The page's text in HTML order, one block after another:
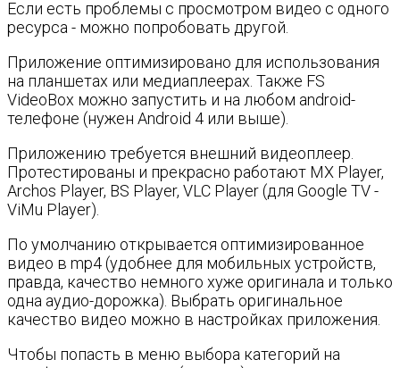
Если есть проблемы с просмотром видео с одного
ресурса - можно попробовать другой.
Приложение оптимизировано для использования
на планшетах или медиаплеерах. Также FS
VideoBox можно запустить и на любом android-
телефоне (нужен Android 4 или выше).
Приложению требуется внешний видеоплеер.
Протестированы и прекрасно работают MX Player,
Archos Player, BS Player, VLC Player (для Google TV -
ViMu Player).
По умолчанию открывается оптимизированное
видео в mp4 (удобнее для мобильных устройств,
правда, качество немного хуже оригинала и только
одна аудио-дорожка). Выбрать оригинальное
качество видео можно в настройках приложения.
Чтобы попасть в меню выбора категорий на